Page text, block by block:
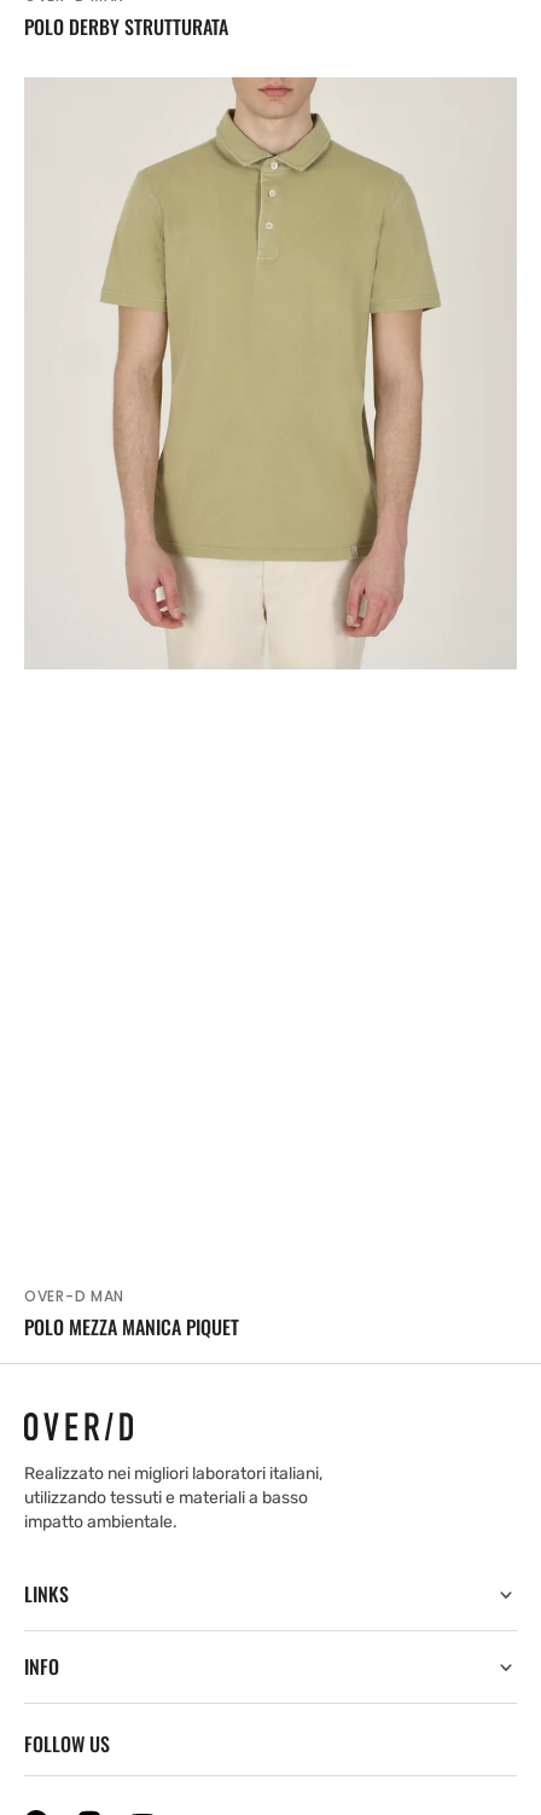
POLO DERBY STRUTTURATA
Venditore:
OVER-D MAN
POLO MEZZA MANICA PIQUET
Realizzato nei migliori laboratori italiani,
utilizzando tessuti e materiali a basso
impatto ambientale.
LINKS
INFO
FOLLOW US